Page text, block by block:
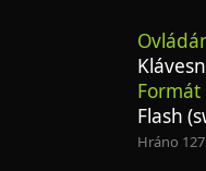
Flash
Hráno